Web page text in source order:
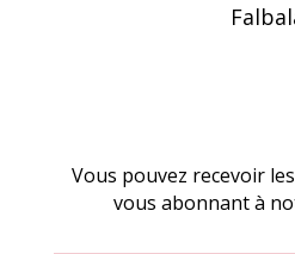
Vous pouvez recevoir
vous abonnant à